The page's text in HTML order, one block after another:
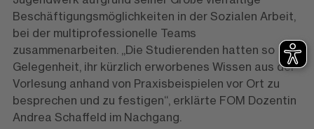
Beschäftigungsmöglichkeiten in der Sozialen Arbeit,
bei der multiprofessionelle Teams
zusammenarbeiten. „Die Studierenden hatten so
Gelegenheit, ihr kürzlich erworbenes Wissen aus der
Vorlesung anhand von Praxisbeispielen vor Ort zu
besprechen und zu festigen“, erklärte FOM Dozentin
Andrea Schaffeld im Nachgang.